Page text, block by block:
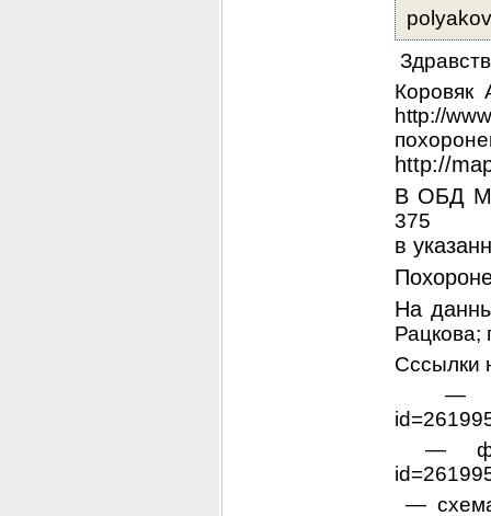
http://
http://
В ОБД
в
На
Рацкова;
Сссылки